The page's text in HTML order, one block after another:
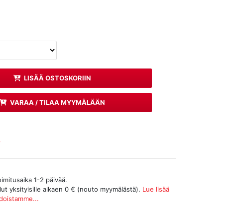
LISÄÄ OSTOSKORIIN
VARAA / TILAA MYYMÄLÄÄN
1-2 päivää.
yksityisille alkaen 0 € (nouto myymälästä). Lue lisää